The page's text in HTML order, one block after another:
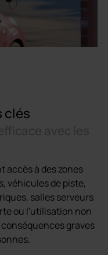
clés
accès à des zones
véhicules de piste,
salles serveurs
ou l'utilisation non
graves